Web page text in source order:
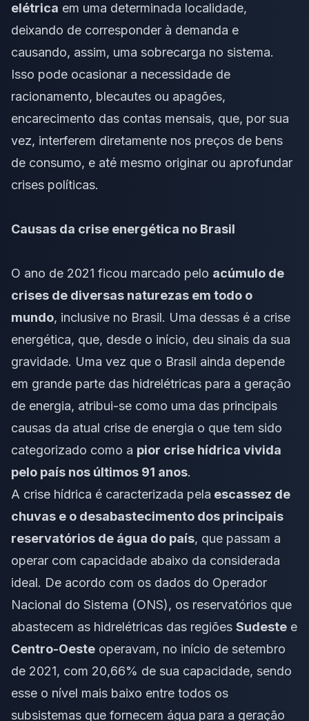
elétrica em uma determinada localidade,
deixando de corresponder à demanda e
causando, assim, uma sobrecarga no sistema.
Isso pode ocasionar a necessidade de
racionamento, blecautes ou apagões,
encarecimento das contas mensais, que, por sua
vez, interferem diretamente nos preços de bens
de consumo, e até mesmo originar ou aprofundar
crises políticas.
Causas da crise energética no Brasil
O ano de 2021 ficou marcado pelo acúmulo de
crises de diversas naturezas em todo o
mundo, inclusive no Brasil. Uma dessas é a crise
energética, que, desde o início, deu sinais da sua
gravidade. Uma vez que o Brasil ainda depende
em grande parte das hidrelétricas para a geração
de energia, atribui-se como uma das principais
causas da atual crise de energia o que tem sido
categorizado como a pior crise hídrica vivida
pelo país nos últimos 91 anos.
A crise hídrica é caracterizada pela escassez de
chuvas e o desabastecimento dos principais
reservatórios de água do país, que passam a
operar com capacidade abaixo da considerada
ideal. De acordo com os dados do Operador
Nacional do Sistema (ONS), os reservatórios que
abastecem as hidrelétricas das regiões Sudeste e
Centro-Oeste operavam, no início de setembro
de 2021, com 20,66% de sua capacidade, sendo
esse o nível mais baixo entre todos os
subsistemas que fornecem água para a geração